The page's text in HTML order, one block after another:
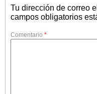
Tu dirección de correo
campos obligatorios
Comentario *